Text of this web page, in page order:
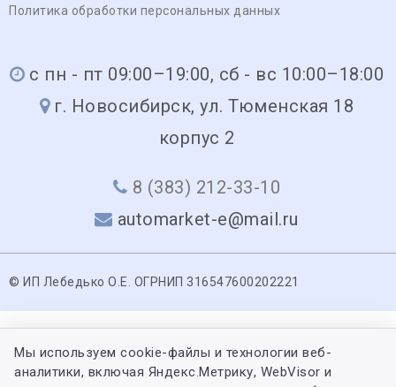
Политика обработки персональных данных
с пн - пт 09:00–19:00, сб - вс 10:00–18:00
г. Новосибирск, ул. Тюменская 18
корпус 2
8 (383) 212-33-10
automarket-e@mail.ru
© ИП Лебедько О.Е. ОГРНИП 316547600202221
Мы используем cookie-файлы и технологии веб-
аналитики, включая Яндекс.Метрику, WebVisor и